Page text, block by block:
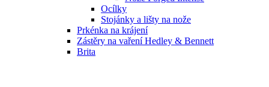
Ocílky
Stojánky a lišty na nože
Prkénka na krájení
Zástěry na vaření Hedley & Bennett
Brita